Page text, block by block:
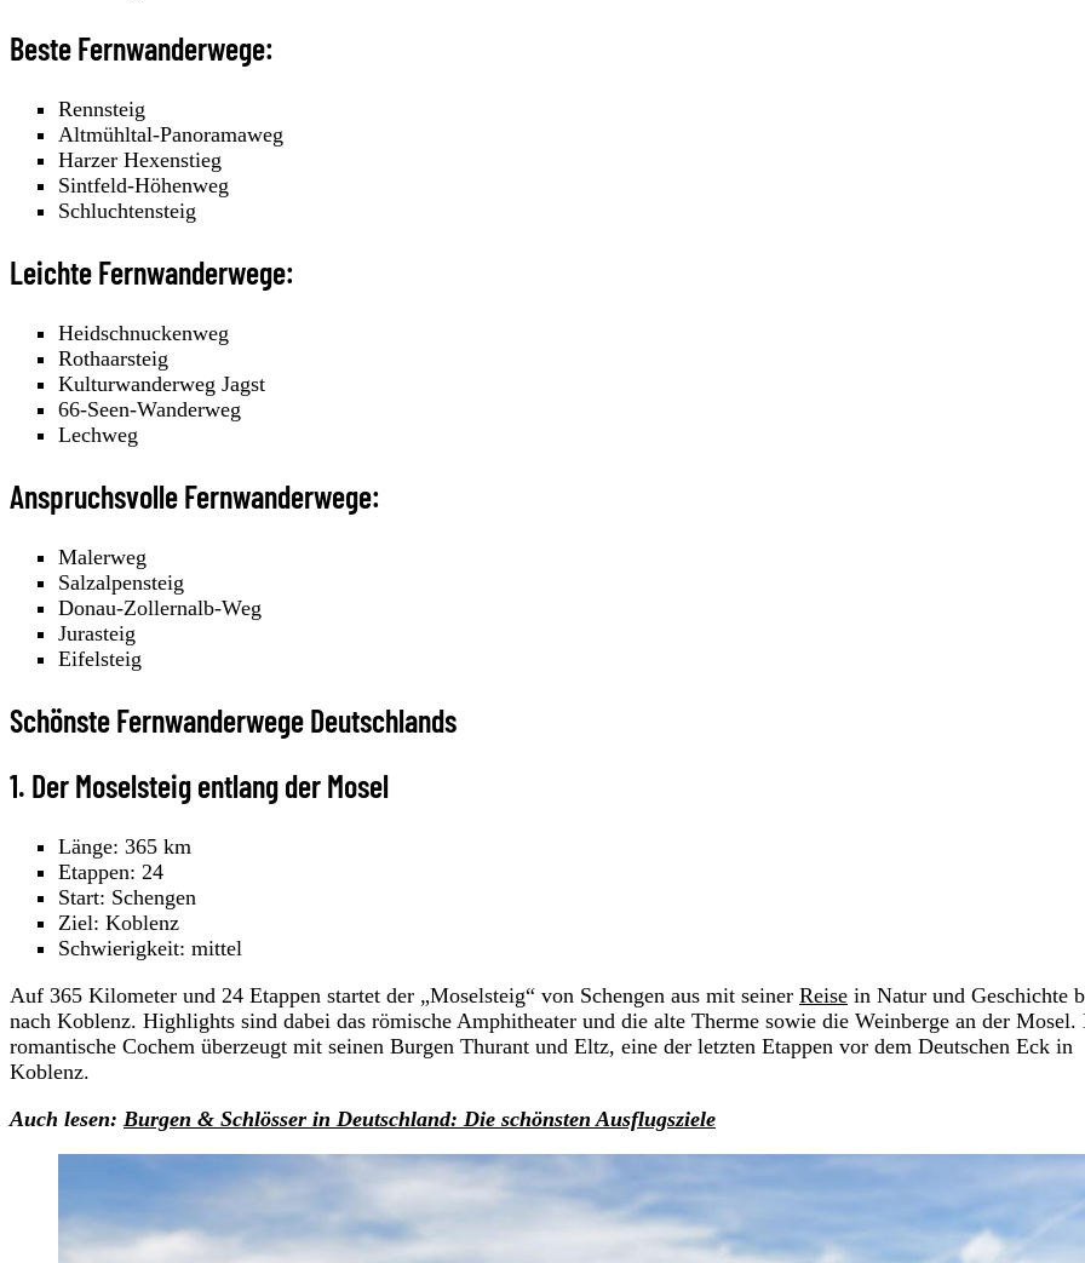
Beste Fernwanderwege:
Rennsteig
Altmühltal-Panoramaweg
Harzer Hexenstieg
Sintfeld-Höhenweg
Schluchtensteig
Leichte Fernwanderwege:
Heidschnuckenweg
Rothaarsteig
Kulturwanderweg Jagst
66-Seen-Wanderweg
Lechweg
Anspruchsvolle Fernwanderwege:
Malerweg
Salzalpensteig
Donau-Zollernalb-Weg
Jurasteig
Eifelsteig
Schönste Fernwanderwege Deutschlands
1. Der Moselsteig entlang der Mosel
Länge: 365 km
Etappen: 24
Start: Schengen
Ziel: Koblenz
Schwierigkeit: mittel
Auf 365 Kilometer und 24 Etappen startet der „Moselsteig“ von Schengen aus mit seiner Reise in Natur und Geschichte
nach Koblenz. Highlights sind dabei das römische Amphitheater und die alte Therme sowie die Weinberge an der Mosel.
romantische Cochem überzeugt mit seinen Burgen Thurant und Eltz, eine der letzten Etappen vor dem Deutschen Eck in
Koblenz.
Auch lesen: Burgen & Schlösser in Deutschland: Die schönsten Ausflugsziele